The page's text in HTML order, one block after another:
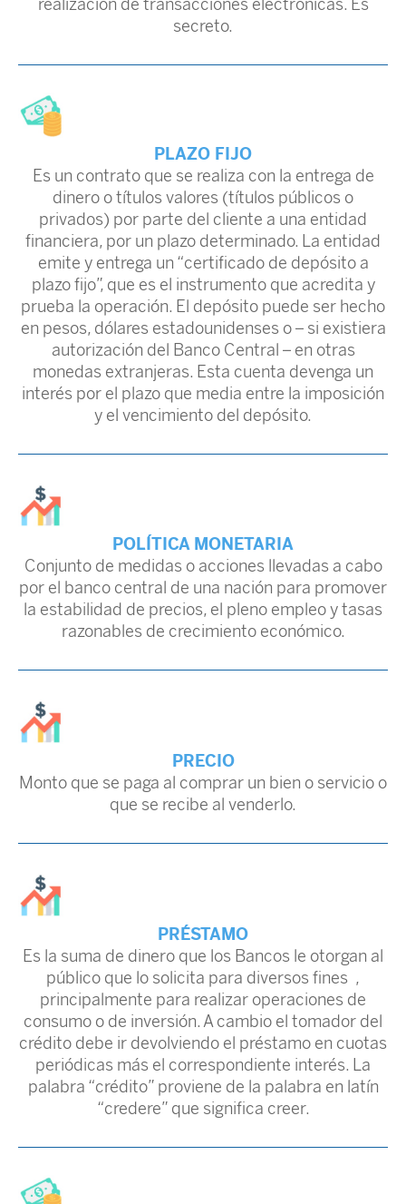
realización de transacciones electrónicas. Es
secreto.
PLAZO FIJO
Es un contrato que se realiza con la entrega de
dinero o títulos valores (títulos públicos o
privados) por parte del cliente a una entidad
financiera, por un plazo determinado. La entidad
emite y entrega un “certificado de depósito a
plazo fijo”, que es el instrumento que acredita y
prueba la operación. El depósito puede ser hecho
en pesos, dólares estadounidenses o – si existiera
autorización del Banco Central – en otras
monedas extranjeras. Esta cuenta devenga un
interés por el plazo que media entre la imposición
y el vencimiento del depósito.
POLÍTICA MONETARIA
Conjunto de medidas o acciones llevadas a cabo
por el banco central de una nación para promover
la estabilidad de precios, el pleno empleo y tasas
razonables de crecimiento económico.
PRECIO
Monto que se paga al comprar un bien o servicio o
que se recibe al venderlo.
PRÉSTAMO
Es la suma de dinero que los Bancos le otorgan al
público que lo solicita para diversos fines ,
principalmente para realizar operaciones de
consumo o de inversión. A cambio el tomador del
crédito debe ir devolviendo el préstamo en cuotas
periódicas más el correspondiente interés. La
palabra “crédito” proviene de la palabra en latín
“credere” que significa creer.